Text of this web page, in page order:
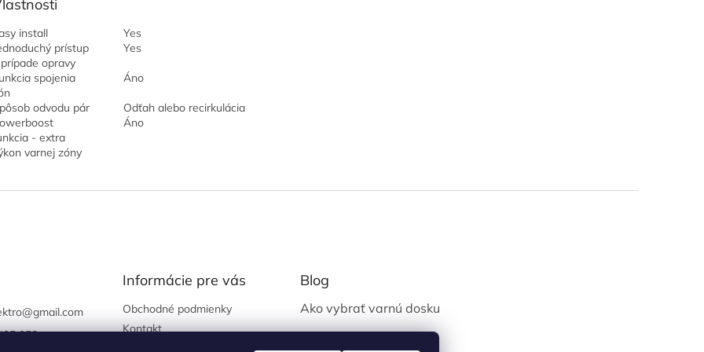
install
Yes
prístup
opravy
Yes
spojenia
Áno
odvodu pár
Odťah alebo recirkulácia
- extra
varnej zóny
Áno
@gmail.com
958
Informácie pre vás
Obchodné podmienky
Kontakt
Blog
Ako vybrať varnú dosku
Ako zapojiť práčku